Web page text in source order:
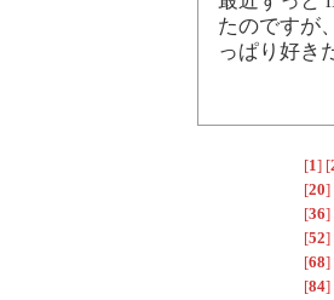
たのですが
っぱり好き
[1] [
[20]
[36]
[52]
[68]
[84]